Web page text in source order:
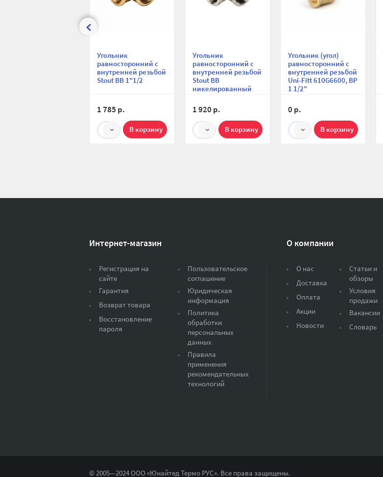
Угольник
равносторонний с
внутренней резьбой
Stout ВВ 1"1/2
1 785 р.
1
Угольник
равносторонний с
внутренней резьбой
Stout ВВ
никелированный
1 920 р.
1
Угольник (угол)
равносторонний с
внутренней резьбой
Uni-Fitt 610G6600, ВР
1 1/2"
0 р.
1
Интернет-магазин
Регистрация на
сайте
Гарантия
Возврат товара
Восстановление
пароля
Пользовательское
соглашение
Юридическая
информация
Политика
обработки
персональных
данных
Правила
применения
рекомендательных
технологий
О компании
О нас
Доставка
Оплата
Акции
Новости
Статьи и
обзоры
Условия
продажи
Вакансии
Словарь
© 2005—2024 ООО «Юнайтед Термо РУС». Все права защищены.